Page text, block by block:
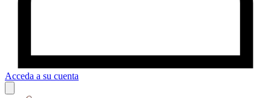
Acceda a su cuenta